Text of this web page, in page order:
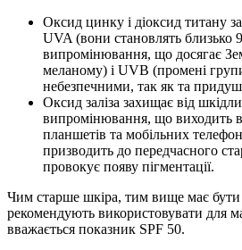
Оксид цинку і діоксид титану
UVA (вони становлять близько
випромінювання, що досягає
меланому) і UVB (промені
небезпечними, так як та
Оксид заліза захищає від
випромінювання, що виходить
планшетів та мобільних
призводить до передчасного
провокує появу пігментації.
Чим старше шкіра, тим вище має бути
рекомендують використовувати для
вважається показник SPF 50.